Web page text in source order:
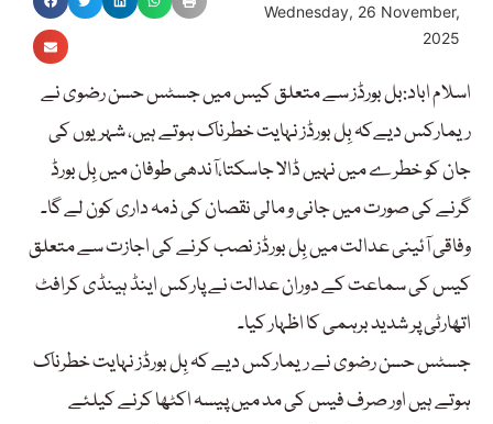
Wednesday, 26 November,
2025
اسلام اباد:بل بورڈز سے متعلق کیس میں جسٹس حسن رضوی نے
ریمارکس دیےکہ بِل بورڈز نہایت خطرناک ہوتے ہیں، شہریوں کی
جان کو خطرے میں نہیں ڈالا جاسکتا،آندھی طوفان میں بِل بورڈ
گرنے کی صورت میں جانی و مالی نقصان کی ذمہ داری کون لے گا۔
وفاقی آئینی عدالت میں بِل بورڈز نصب کرنے کی اجازت سے متعلق
کیس کی سماعت کے دوران عدالت نے پارکس اینڈ ہینڈی کرافٹ
اتھارٹی پر شدید برہمی کا اظہار کیا۔
جسٹس حسن رضوی نے ریمارکس دیے کہ بِل بورڈز نہایت خطرناک
ہوتے ہیں اور صرف فیس کی مد میں پیسہ اکٹھا کرنے کیلئے